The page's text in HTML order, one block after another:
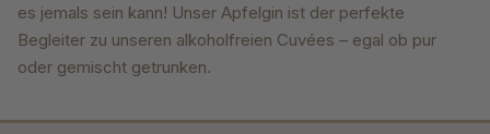
es jemals sein kann! Unser Apfelgin ist der perfekte
Begleiter zu unseren alkoholfreien Cuvées – egal ob pur
oder gemischt getrunken.